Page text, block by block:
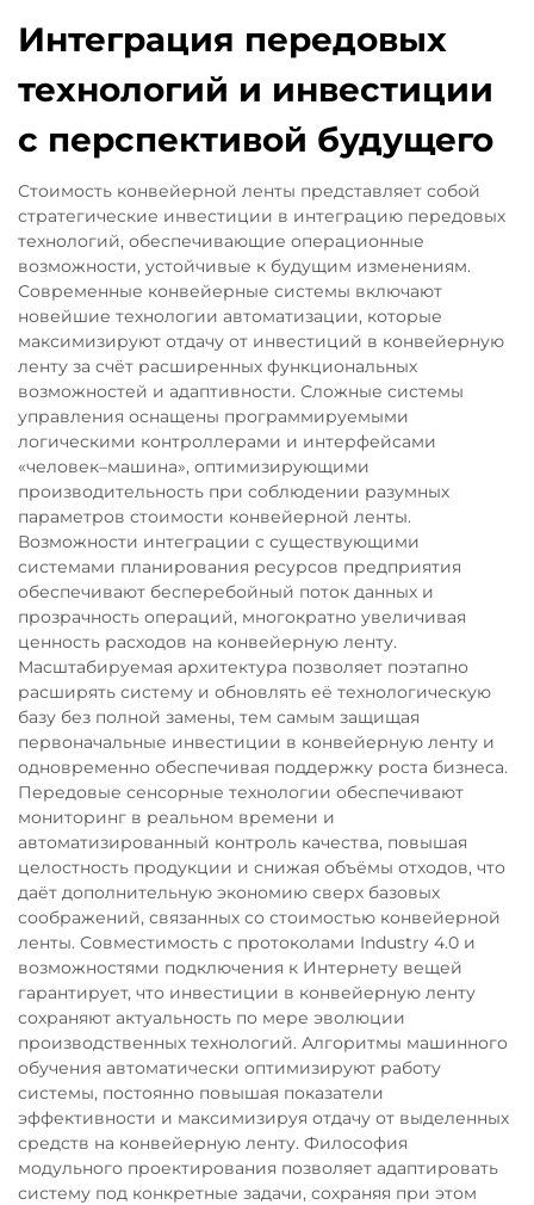
Интеграция передовых
технологий и инвестиции
с перспективой будущего
Стоимость конвейерной ленты представляет собой
стратегические инвестиции в интеграцию передовых
технологий, обеспечивающие операционные
возможности, устойчивые к будущим изменениям.
Современные конвейерные системы включают
новейшие технологии автоматизации, которые
максимизируют отдачу от инвестиций в конвейерную
ленту за счёт расширенных функциональных
возможностей и адаптивности. Сложные системы
управления оснащены программируемыми
логическими контроллерами и интерфейсами
«человек–машина», оптимизирующими
производительность при соблюдении разумных
параметров стоимости конвейерной ленты.
Возможности интеграции с существующими
системами планирования ресурсов предприятия
обеспечивают бесперебойный поток данных и
прозрачность операций, многократно увеличивая
ценность расходов на конвейерную ленту.
Масштабируемая архитектура позволяет поэтапно
расширять систему и обновлять её технологическую
базу без полной замены, тем самым защищая
первоначальные инвестиции в конвейерную ленту и
одновременно обеспечивая поддержку роста бизнеса.
Передовые сенсорные технологии обеспечивают
мониторинг в реальном времени и
автоматизированный контроль качества, повышая
целостность продукции и снижая объёмы отходов, что
даёт дополнительную экономию сверх базовых
соображений, связанных со стоимостью конвейерной
ленты. Совместимость с протоколами Industry 4.0 и
возможностями подключения к Интернету вещей
гарантирует, что инвестиции в конвейерную ленту
сохраняют актуальность по мере эволюции
производственных технологий. Алгоритмы машинного
обучения автоматически оптимизируют работу
системы, постоянно повышая показатели
эффективности и максимизируя отдачу от выделенных
средств на конвейерную ленту. Философия
модульного проектирования позволяет адаптировать
систему под конкретные задачи, сохраняя при этом